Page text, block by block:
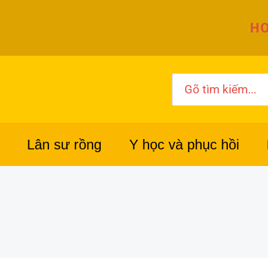
for:
Lân sư rồng Y học và phục hồi